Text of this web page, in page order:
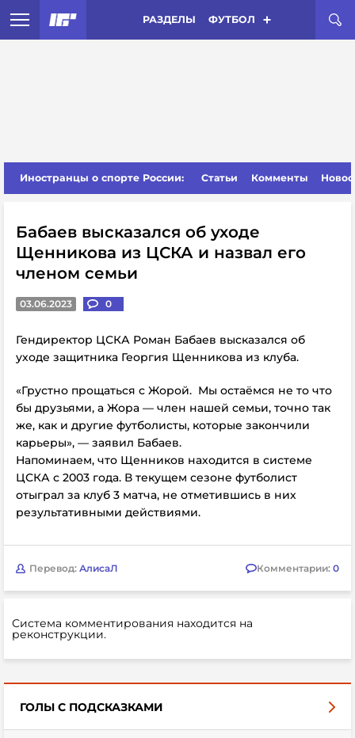
РАЗДЕЛЫ ФУТБОЛ
Иностранцы о спорте России: Статьи Комменты
Бабаев высказался об уходе
Щенникова из ЦСКА и назвал его
членом семьи
03.06.2023 0
Гендиректор ЦСКА Роман Бабаев высказался об
уходе защитника Георгия Щенникова из клуба.
«Грустно прощаться с Жорой. Мы остаёмся не то что
бы друзьями, а Жора — член нашей семьи, точно так
же, как и другие футболисты, которые закончили
карьеры», — заявил Бабаев.
Напоминаем, что Щенников находится в системе
ЦСКА с 2003 года. В текущем сезоне футболист
отыграл за клуб 3 матча, не отметившись в них
результативными действиями.
Перевод: АлисаЛ Комментарии: 0
Система комментирования находится на
реконструкции.
ГОЛЫ С ПОДСКАЗКАМИ